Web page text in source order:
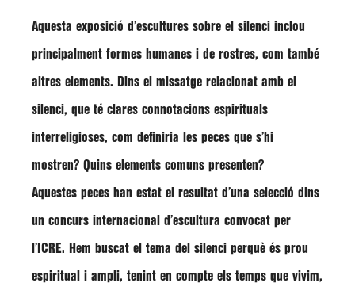
Aquesta exposició d’escultures sobre el silenci inclou
principalment formes humanes i de rostres, com també
altres elements. Dins el missatge relacionat amb el
silenci, que té clares connotacions espirituals
interreligioses, com definiria les peces que s’hi
mostren? Quins elements comuns presenten?
Aquestes peces han estat el resultat d’una selecció dins
un concurs internacional d’escultura convocat per
l’ICRE. Hem buscat el tema del silenci perquè és prou
espiritual i ampli, tenint en compte els temps que vivim,